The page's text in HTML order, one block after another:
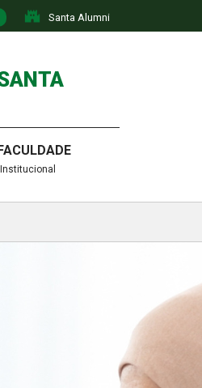
Santa Alumni
Institucional